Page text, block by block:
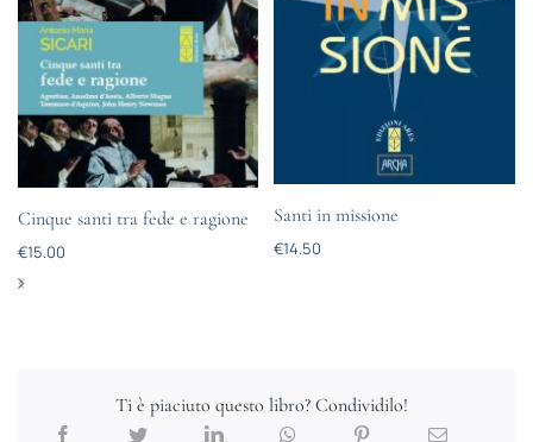
Cinque santi tra fede e ragione
€15.00
Santi in missione
€14.50
Ti è piaciuto questo libro? Condividilo!